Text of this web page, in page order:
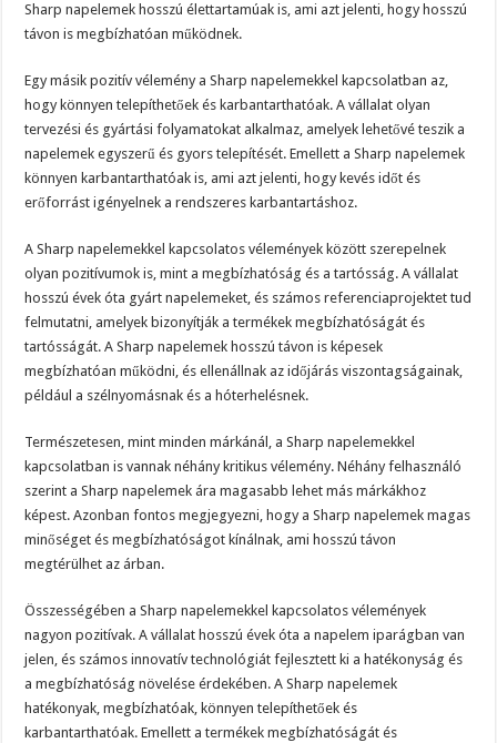
Sharp napelemek hosszú élettartamúak is, ami azt jelenti, hogy hosszú
távon is megbízhatóan működnek.
Egy másik pozitív vélemény a Sharp napelemekkel kapcsolatban az,
hogy könnyen telepíthetőek és karbantarthatóak. A vállalat olyan
tervezési és gyártási folyamatokat alkalmaz, amelyek lehetővé teszik a
napelemek egyszerű és gyors telepítését. Emellett a Sharp napelemek
könnyen karbantarthatóak is, ami azt jelenti, hogy kevés időt és
erőforrást igényelnek a rendszeres karbantartáshoz.
A Sharp napelemekkel kapcsolatos vélemények között szerepelnek
olyan pozitívumok is, mint a megbízhatóság és a tartósság. A vállalat
hosszú évek óta gyárt napelemeket, és számos referenciaprojektet tud
felmutatni, amelyek bizonyítják a termékek megbízhatóságát és
tartósságát. A Sharp napelemek hosszú távon is képesek
megbízhatóan működni, és ellenállnak az időjárás viszontagságainak,
például a szélnyomásnak és a hóterhelésnek.
Természetesen, mint minden márkánál, a Sharp napelemekkel
kapcsolatban is vannak néhány kritikus vélemény. Néhány felhasználó
szerint a Sharp napelemek ára magasabb lehet más márkákhoz
képest. Azonban fontos megjegyezni, hogy a Sharp napelemek magas
minőséget és megbízhatóságot kínálnak, ami hosszú távon
megtérülhet az árban.
Összességében a Sharp napelemekkel kapcsolatos vélemények
nagyon pozitívak. A vállalat hosszú évek óta a napelem iparágban van
jelen, és számos innovatív technológiát fejlesztett ki a hatékonyság és
a megbízhatóság növelése érdekében. A Sharp napelemek
hatékonyak, megbízhatóak, könnyen telepíthetőek és
karbantarthatóak. Emellett a termékek megbízhatóságát és